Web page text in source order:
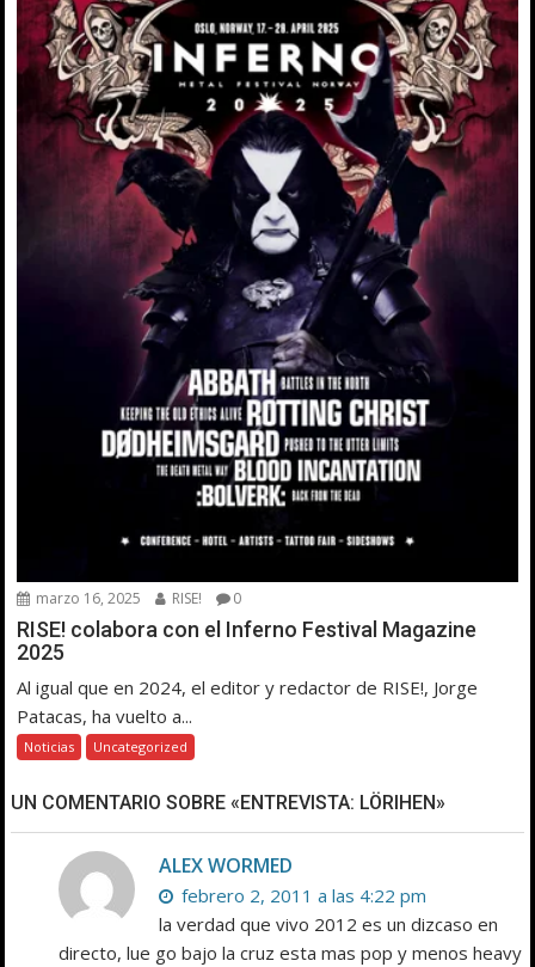
marzo 16, 2025 RISE! 0
RISE! colabora con el Inferno Festival Magazine
2025
Al igual que en 2024, el editor y redactor de RISE!, Jorge
Patacas, ha vuelto a...
Noticias Uncategorized
UN COMENTARIO SOBRE «ENTREVISTA: LÖRIHEN»
ALEX WORMED
febrero 2, 2011 a las 4:22 pm
la verdad que vivo 2012 es un dizcaso en
directo, lue go bajo la cruz esta mas pop y menos heavy